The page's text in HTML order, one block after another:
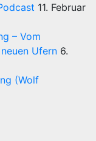
11. Februar
– Vom
Ufern 6.
(Wolf